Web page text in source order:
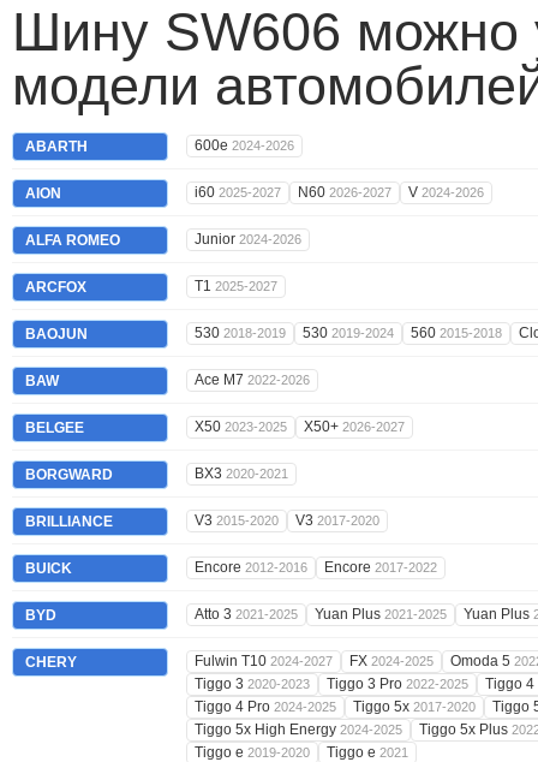
Шину SW606 можно
модели
ABARTH 600e 2024-2026
AION i60 2025-2027 N60 2026-2027 V 2024-2026
ALFA ROMEO Junior 2024-2026
ARCFOX T1 2025-2027
BAOJUN 530 2018-2019 530 2019-2024 560 2015-2018
BAW Ace M7 2022-2026
BELGEE X50 2023-2025 X50+ 2026-2027
BORGWARD BX3 2020-2021
BRILLIANCE V3 2015-2020 V3 2017-2020
BUICK Encore 2012-2016 Encore 2017-2022
BYD Atto 3 2021-2025 Yuan Plus 2021-2025 Yuan Plus
CHERY Fulwin T10 2024-2027 FX 2024-2025 Omoda 5
Tiggo 3 2020-2023 Tiggo 3 Pro 2022-2025
Tiggo 4
Tiggo 4 Pro 2024-2025 Tiggo 5x 2017-2020
Tiggo
Tiggo 5x High Energy 2024-2025 Tiggo 5x Plus
Tiggo e 2019-2020 Tiggo e 2021